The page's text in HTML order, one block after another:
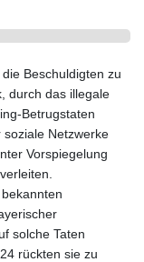
Beschuldigten zu
durch das illegale
Betrugstaten
Netzwerke
Vorspiegelung
solche Taten
rückten sie zu